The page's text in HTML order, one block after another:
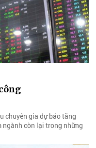
chuyên gia dự báo tăng
còn lại trong những